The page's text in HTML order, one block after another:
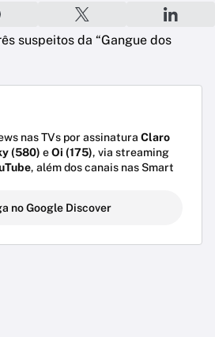
nas TVs por assinatura Claro
(580) eOi (175), via streaming
, além dos canais nas Smart
no Google Discover